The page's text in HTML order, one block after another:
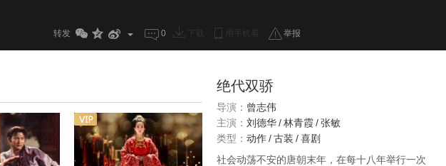
转发 0 举报
绝代双骄
导演： 曾志伟
主演： 刘德华/林青霞/张敏
类型： 动作/古装 /喜剧
社会动荡不安的唐朝末年，在每十八年举行一次